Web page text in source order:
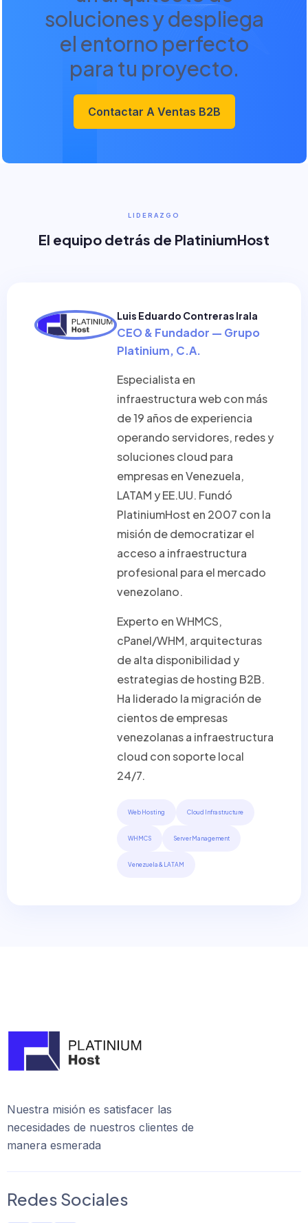
soluciones y despliega
el entorno perfecto
para tu proyecto.
Contactar A Ventas B2B
LIDERAZGO
El equipo detrás de PlatiniumHost
Luis Eduardo Contreras Irala
CEO & Fundador — Grupo
Platinium, C.A.
Especialista en
infraestructura web con más
de 19 años de experiencia
operando servidores, redes y
soluciones cloud para
empresas en Venezuela,
LATAM y EE.UU. Fundó
PlatiniumHost en 2007 con la
misión de democratizar el
acceso a infraestructura
profesional para el mercado
venezolano.
Experto en WHMCS,
cPanel/WHM, arquitecturas
de alta disponibilidad y
estrategias de hosting B2B.
Ha liderado la migración de
cientos de empresas
venezolanas a infraestructura
cloud con soporte local
24/7.
Web Hosting Cloud Infrastructure
WHMCS Server Management
Venezuela & LATAM
Nuestra misión es satisfacer las
necesidades de nuestros clientes de
manera esmerada
Redes Sociales